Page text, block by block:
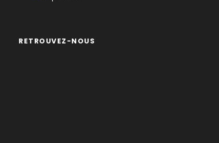
RETROUVEZ-NOUS